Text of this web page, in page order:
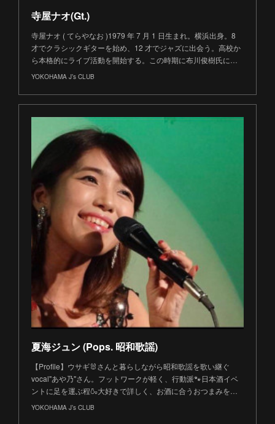
寺屋ナオ(Gt.)
寺屋ナオ ( てらやなお )1979 年 7 月 1 日生まれ。横浜出身。8
才でクラシックギターを始め、12 才でジャズに出会う。高校か
ら本格的にライブ活動を開始する。この時期に布川俊樹氏に…
YOKOHAMA J’s CLUB
夏海ジュン (Pops. 昭和歌謡)
【Profile】ウサギ🐰さんと暮らしながら昭和歌謡を歌い継ぐ
vocal"あや乃"さん。フットワークが軽く、行動派🐾日本酒イベ
ントに足を運ぶ程🍶大好きで詳しく、お酒に合うおつまみを…
YOKOHAMA J’s CLUB